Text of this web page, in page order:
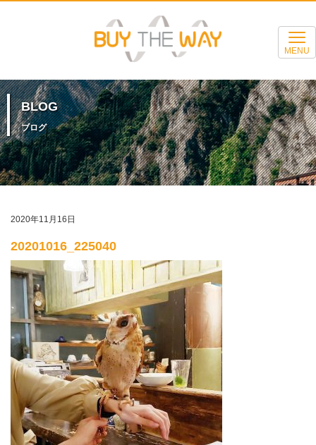
MENU
BLOG
ブログ
2020年11月16日
20201016_225040